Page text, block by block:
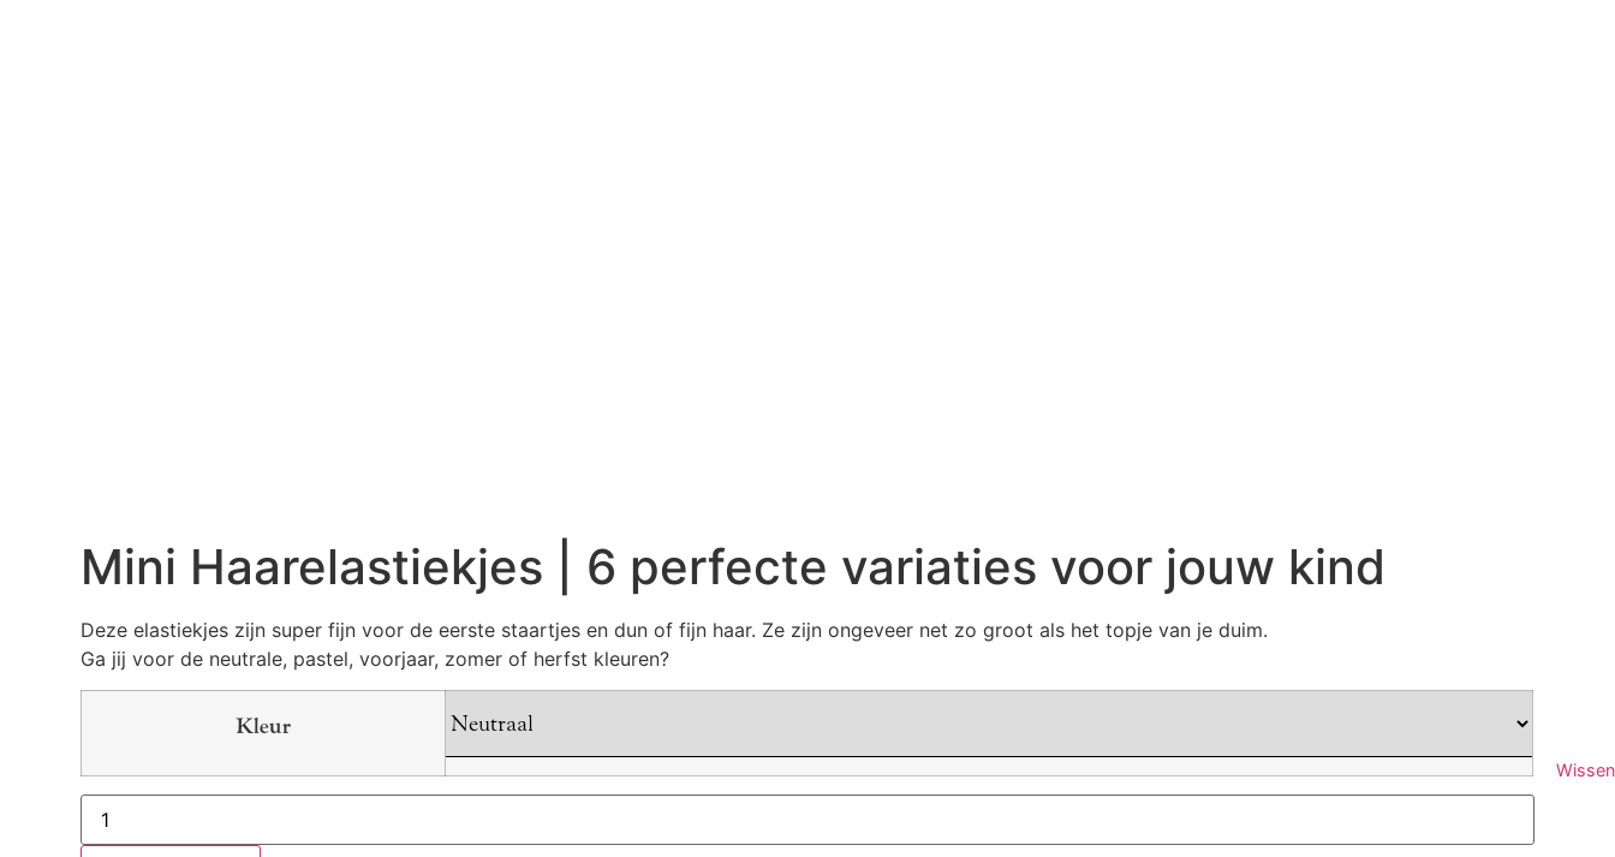
Mini Haarelastiekjes | 6 perfecte variaties voor jouw kind
Deze elastiekjes zijn super fijn voor de eerste staartjes en dun of fijn haar. Ze zijn ongeveer net zo groot als het topje van je duim.
Ga jij voor de neutrale, pastel, voorjaar, zomer of herfst kleuren?
Kleur
Wissen
Mini
Haarelastiekjes
|